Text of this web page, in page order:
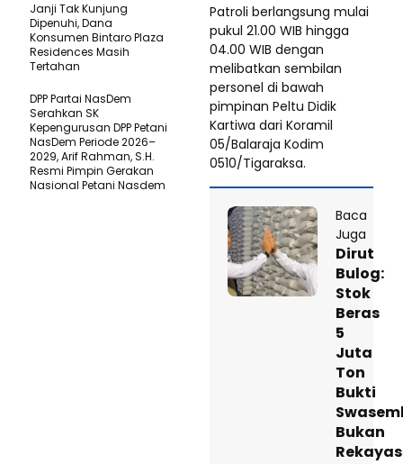
Patroli berlangsung mulai
pukul 21.00 WIB hingga
04.00 WIB dengan
melibatkan sembilan
personel di bawah
pimpinan Peltu Didik
Kartiwa dari Koramil
05/Balaraja Kodim
0510/Tigaraksa.
Baca
Juga
Dirut
Bulog:
Stok
Beras
5
Juta
Ton
Bukti
Bukan
Janji Tak Kunjung
Dipenuhi, Dana
Konsumen Bintaro Plaza
Residences Masih
Tertahan
DPP Partai NasDem
Serahkan SK
Kepengurusan DPP Petani
NasDem Periode 2026–
2029, Arif Rahman, S.H.
Resmi Pimpin Gerakan
Nasional Petani Nasdem